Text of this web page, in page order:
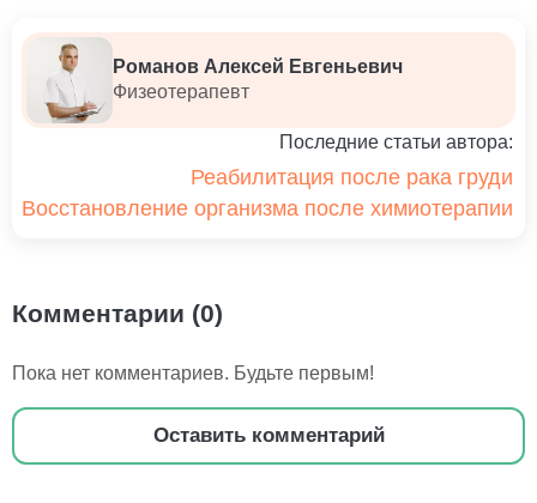
Романов Алексей Евгеньевич
Физеотерапевт
Последние статьи автора:
Реабилитация после рака груди
Восстановление организма после химиотерапии
Комментарии (0)
Пока нет комментариев. Будьте первым!
Оставить комментарий